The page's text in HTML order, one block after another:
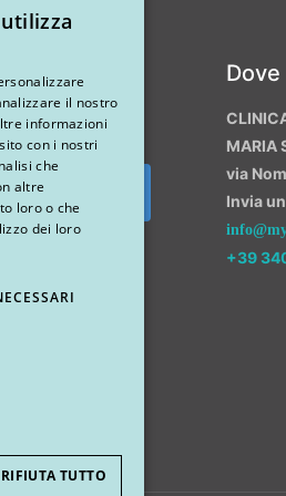
Segui su Instagram
MARIA
via
Invia
+39
il nostro
informazioni
con i nostri
che
altre
loro o che
dei loro
RIFIUTA TUTTO